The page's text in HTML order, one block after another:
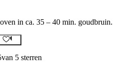
in ca. 35 – 40 min. goudbruin.
van 5 sterren